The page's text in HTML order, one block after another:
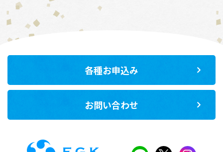
各種お申込み
お問い合わせ